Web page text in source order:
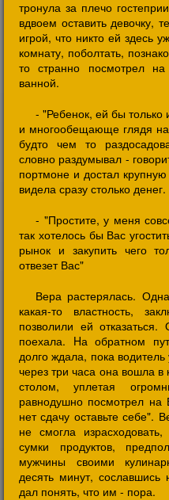
тронула за плечо
вдвоем оставить девочку,
игрой, что никто ей здесь
комнату, поболтать,
то странно посмотрел
ванной.
- "Ребенок, ей бы только
и многообещающе глядя
будто чем то
словно раздумывал -
портмоне и достал
видела сразу столько денег.
- "Простите, у меня
так хотелось бы Вас
рынок и закупить чего
отвезет Вас"
Вера растерялась.
какая-то властность,
позволили ей
поехала. Hа обратном
долго ждала, пока водитель
через три часа она вошла в
столом, уплетая
равнодушно посмотрел
нет сдачу оставьте
не смогла
сумки продуктов,
мужчины своими
десять минут,
дал понять, что им - пора.